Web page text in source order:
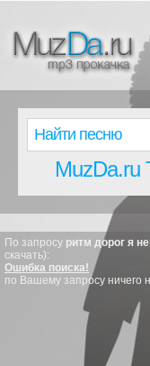
MuzDa.ru
По запросу ритм дорог я
скачать):
Ошибка поиска!
по Вашему запросу ничего